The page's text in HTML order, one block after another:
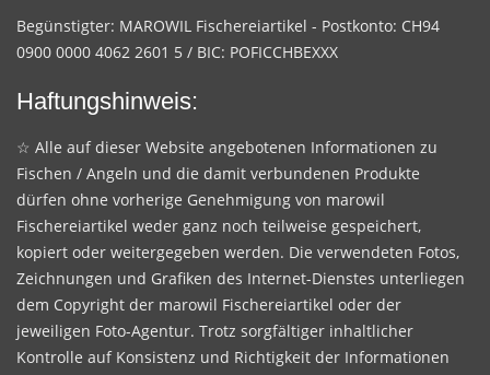
Begünstigter: MAROWIL Fischereiartikel - Postkonto: CH94
0900 0000 4062 2601 5 / BIC: POFICCHBEXXX
Haftungshinweis:
☆ Alle auf dieser Website angebotenen Informationen zu
Fischen / Angeln und die damit verbundenen Produkte
dürfen ohne vorherige Genehmigung von marowil
Fischereiartikel weder ganz noch teilweise gespeichert,
kopiert oder weitergegeben werden. Die verwendeten Fotos,
Zeichnungen und Grafiken des Internet-Dienstes unterliegen
dem Copyright der marowil Fischereiartikel oder der
jeweiligen Foto-Agentur. Trotz sorgfältiger inhaltlicher
Kontrolle auf Konsistenz und Richtigkeit der Informationen